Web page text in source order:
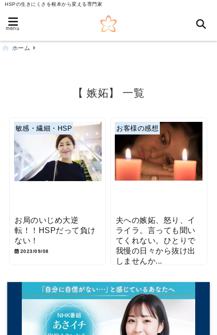
HSPの生きにくさを根本から変える専門家
menu
ホーム
【 嫉妬】 一覧
敏感・繊細・HSP
お局のいじめ大逆
転！！HSPだって負け
ない！
2023/09/08
お客様の感想
夫への嫉妬、怒り、イ
ライラ。言っても聞い
てくれない。ひとりで
我慢の日々から抜け出
しませんか...